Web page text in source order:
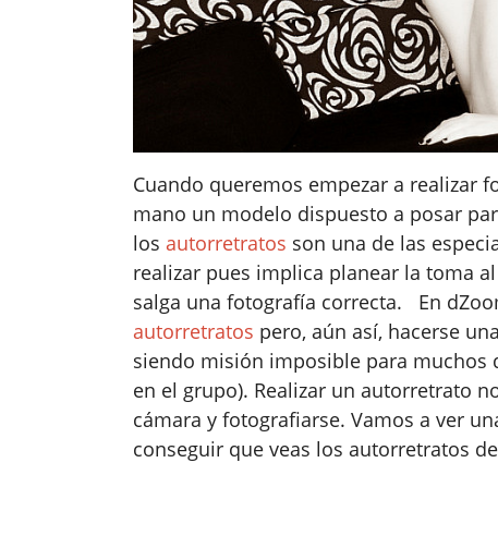
Cuando queremos empezar a realizar
mano un modelo dispuesto a posar
los autorretratos son una de las
realizar pues implica planear la toma
salga una fotografía correcta. En
autorretratos pero, aún así, hacerse
siendo misión imposible para muchos
en el grupo). Realizar un autorretrato
cámara y fotografiarse. Vamos a ver
conseguir que veas los autorretratos